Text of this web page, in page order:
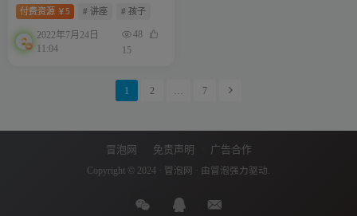
付费资源 ￥5 # 讲座 # 孩子
2022年7月24日
11:04
48
15
1 2 … 7
冒泡网 免责声明 广告合作
Copyright © 2024 · 冒泡网 · 由 冒泡 强力驱动.